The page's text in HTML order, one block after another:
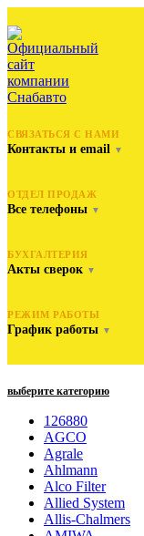
СВЯЗАТЬСЯ С НАМИ
Контакты и email ▼
ОТДЕЛ ПРОДАЖ
Все телефоны ▼
БУХГАЛТЕРИЯ
Акты сверок ▼
РЕЖИМ РАБОТЫ
График работы ▼
выберите категорию
126880
AGCO
Agrale
Ahlmann
Alco Filter
Allied System
Allis-Chalmers